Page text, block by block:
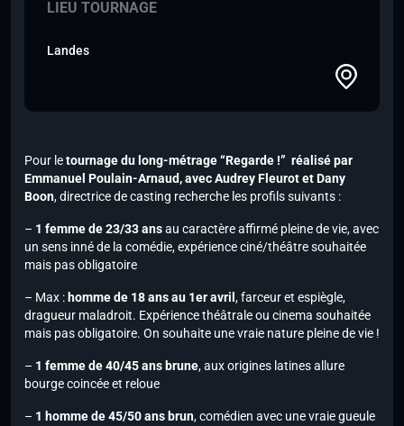
LIEU TOURNAGE
Landes
Pour letournage du long-métrage “Regarde !” réalisé par
Emmanuel Poulain-Arnaud,avec Audrey Fleurot et Dany
Boon, directrice de casting recherche les profils suivants :
– 1 femme de 23/33 ansau caractère affirmé pleine de vie, avec
un sens inné de la comédie, expérience ciné/théâtre souhaitée
mais pas obligatoire
– Max : homme de 18 ans au 1er avril , farceur et espiègle,
dragueur maladroit. Expérience théâtrale ou cinema souhaitée
mais pas obligatoire. On souhaite une vraie nature pleine de vie !
– 1 femme de 40/45 ans brune, aux origines latines allure
bourge coincée et reloue
– 1 homme de 45/50 ans brun, comédien avec une vraie gueule